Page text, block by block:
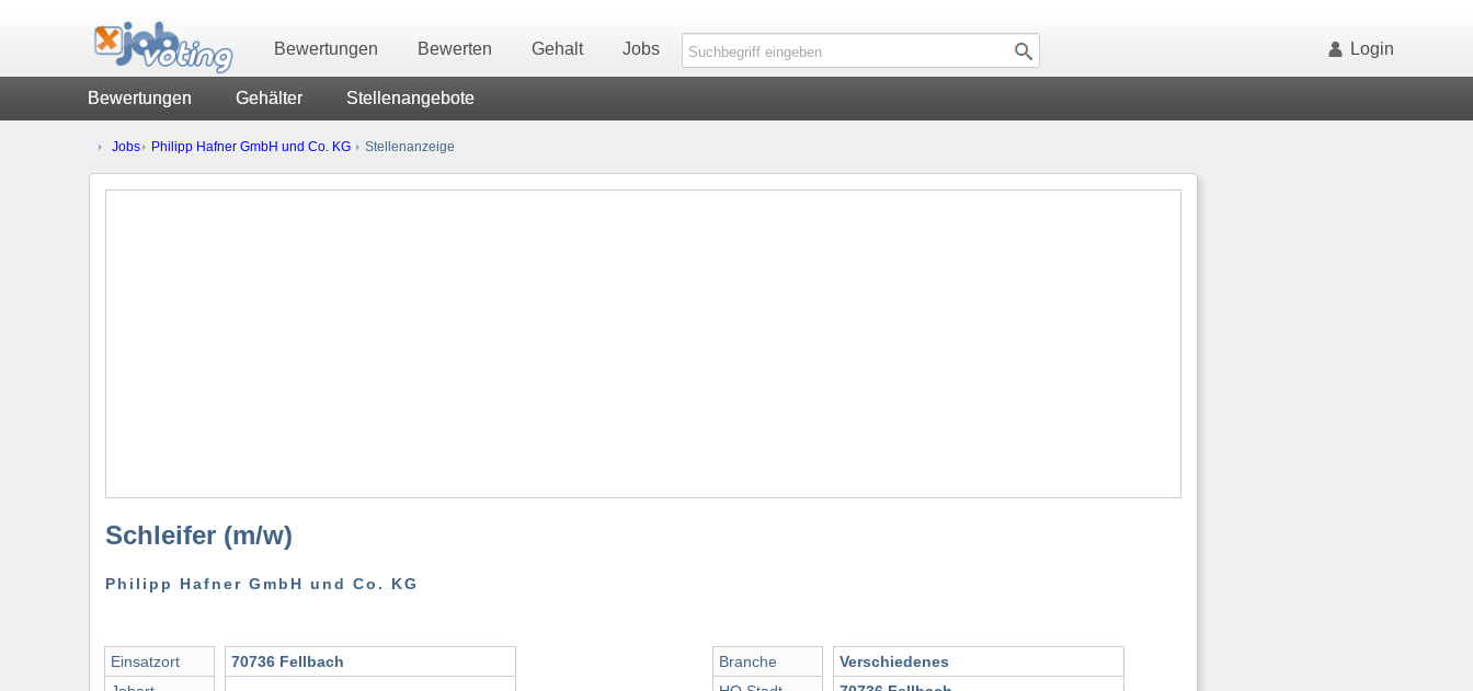
Bewertungen Bewerten Gehalt Jobs Login
Bewertungen Gehälter Stellenangebote
Jobs Philipp Hafner GmbH und Co. KG Stellenanzeige
Schleifer (m/w)
Philipp Hafner GmbH und Co. KG
Einsatzort
70736 Fellbach
Branche
Verschiedenes